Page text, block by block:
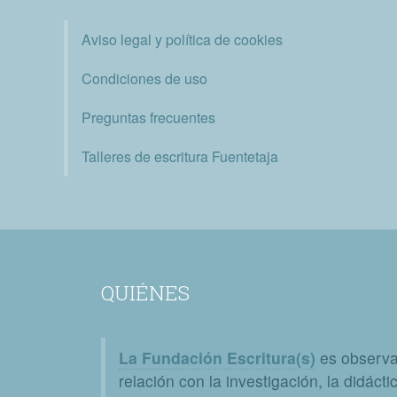
Aviso legal y política de cookies
Condiciones de uso
Preguntas frecuentes
Talleres de escritura Fuentetaja
QUIÉNES
La Fundación Escritura(s) es
relación con la investigación, la